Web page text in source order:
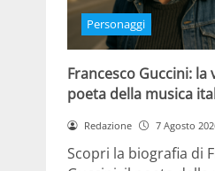
Personaggi
Francesco Guccini: la
poeta della musica
Redazione 7 Agosto
Scopri la biografia di